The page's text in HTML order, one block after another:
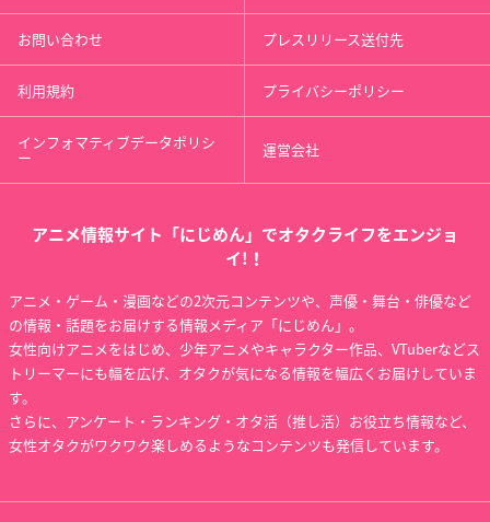
お問い合わせ プレスリリース送付先
利用規約 プライバシーポリシー
インフォマティブデータポリシ
ー 運営会社
アニメ情報サイト「にじめん」でオタクライフをエンジョ
イ!！
アニメ・ゲーム・漫画などの2次元コンテンツや、声優・舞台・俳優など
の情報・話題をお届けする情報メディア「にじめん」。
女性向けアニメをはじめ、少年アニメやキャラクター作品、VTuberなどス
トリーマーにも幅を広げ、オタクが気になる情報を幅広くお届けしていま
す。
さらに、アンケート・ランキング・オタ活（推し活）お役立ち情報など、
女性オタクがワクワク楽しめるようなコンテンツも発信しています。